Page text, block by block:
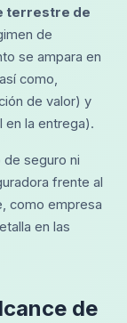
terrestre de
de
se ampara en
como,
de valor) y
en la entrega).
seguro ni
frente al
como empresa
en las
de